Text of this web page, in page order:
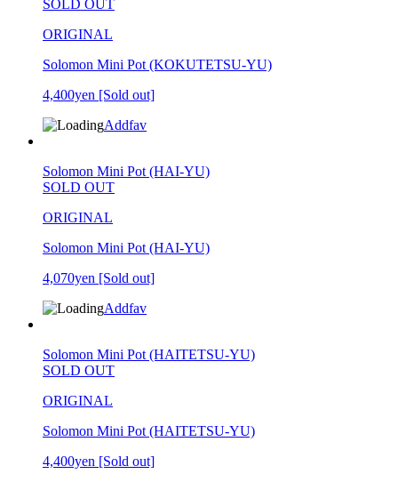
SOLD OUT
ORIGINAL
Solomon Mini Pot (KOKUTETSU-YU)
4,400yen [Sold out]
Addfav
Solomon Mini Pot (HAI-YU)
SOLD OUT
ORIGINAL
Solomon Mini Pot (HAI-YU)
4,070yen [Sold out]
Addfav
Solomon Mini Pot (HAITETSU-YU)
SOLD OUT
ORIGINAL
Solomon Mini Pot (HAITETSU-YU)
4,400yen [Sold out]